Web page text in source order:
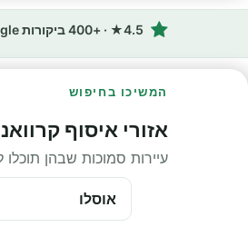
4.5★ · +400 ביקורות Google
המשיכו בחיפוש
אזורי איסוף
עיירות סמוכות שבהן תוכלו
אוסלו